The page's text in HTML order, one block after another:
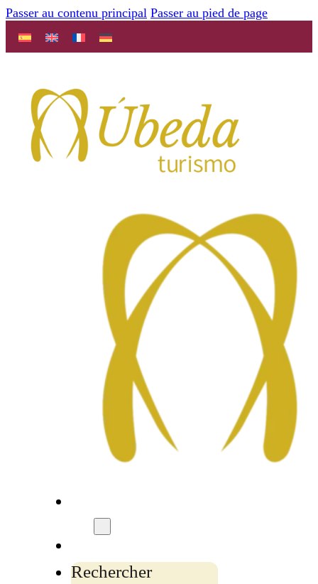
Passer au contenu principal Passer au pied de page
Rechercher